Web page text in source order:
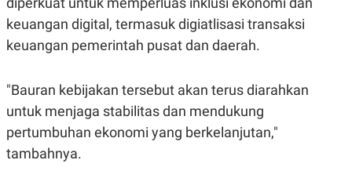
S
T
D
A
A
E
S
O
T
A
N
L
I
S
U
S
keuangan digital, termasuk digiatlisasi transaksi
keuangan pemerintah pusat dan daerah.
"Bauran kebijakan tersebut akan terus diarahkan
untuk menjaga stabilitas dan mendukung
pertumbuhan ekonomi yang berkelanjutan,"
tambahnya.